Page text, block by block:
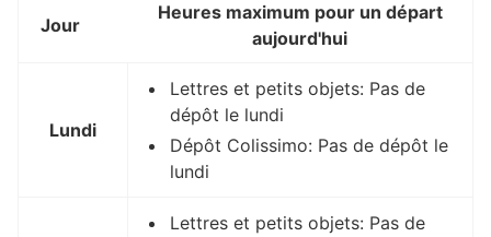
Jour
Heures maximum pour un départ
aujourd'hui
Lundi
Lettres et petits objets: Pas de
dépôt le lundi
Dépôt Colissimo: Pas de dépôt le
lundi
Lettres et petits objets: Pas de